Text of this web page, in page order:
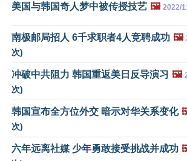
美国与韩国奇人梦中被传授技艺 🖼️ 2022/
南极邮局招人 6千求职者4人竞聘成功 🖼️
次)
冲破中共阻力 韩国重返美日反导演习 🖼️
次)
韩国宣布全方位外交 暗示对华关系变化
次)
六年远离社媒 少年勇敢接受挑战并成功